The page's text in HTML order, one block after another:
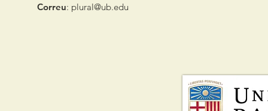
Correu: plural@ub.edu